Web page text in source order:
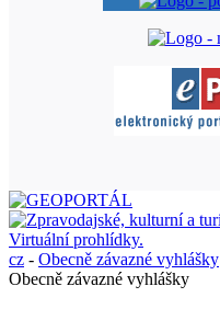
cz - Obecně závazné vyhlášky
Obecně závazné vyhlášky